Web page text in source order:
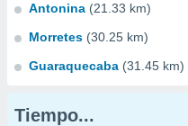
Antonina (21.33 km)
Morretes (30.25 km)
Guaraquecaba (31.45 km)
Tiempo...